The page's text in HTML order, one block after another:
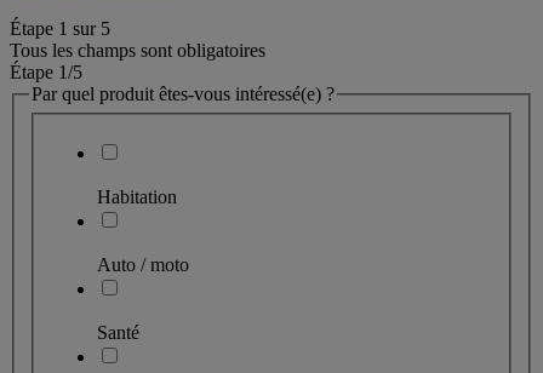
Étape 1 sur 5
Tous les champs sont obligatoires
Étape 1/5
Par quel produit êtes-vous intéressé(e) ?
Habitation
Auto / moto
Santé